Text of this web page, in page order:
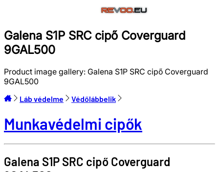
Galena S1P SRC cipő Coverguard
9GAL500
Product image gallery: Galena S1P SRC cipő Coverguard
9GAL500
Láb védelme Védőlábbelik
Munkavédelmi cipők
Galena S1P SRC cipő Coverguard